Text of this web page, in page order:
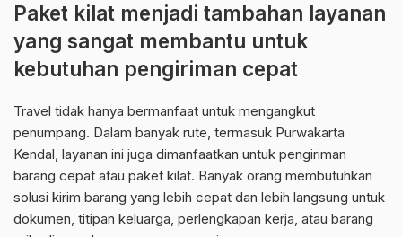
Paket kilat menjadi tambahan layanan
yang sangat membantu untuk
kebutuhan pengiriman cepat
Travel tidak hanya bermanfaat untuk mengangkut
penumpang. Dalam banyak rute, termasuk Purwakarta
Kendal, layanan ini juga dimanfaatkan untuk pengiriman
barang cepat atau paket kilat. Banyak orang membutuhkan
solusi kirim barang yang lebih cepat dan lebih langsung untuk
dokumen, titipan keluarga, perlengkapan kerja, atau barang